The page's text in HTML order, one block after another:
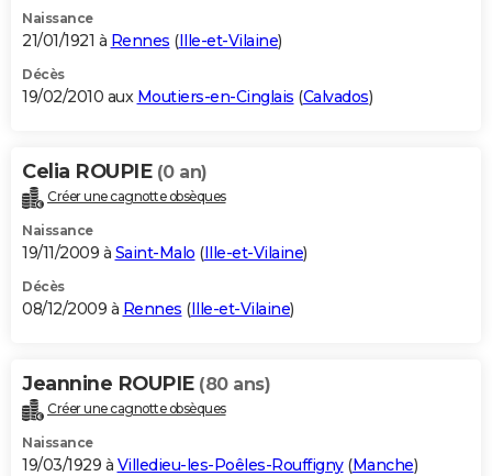
Naissance
21/01/1921 à Rennes (Ille-et-Vilaine)
Décès
19/02/2010 aux Moutiers-en-Cinglais (Calvados)
Celia ROUPIE (0 an)
Créer une cagnotte obsèques
Naissance
19/11/2009 à Saint-Malo (Ille-et-Vilaine)
Décès
08/12/2009 à Rennes (Ille-et-Vilaine)
Jeannine ROUPIE (80 ans)
Créer une cagnotte obsèques
Naissance
19/03/1929 à Villedieu-les-Poêles-Rouffigny(Manche)